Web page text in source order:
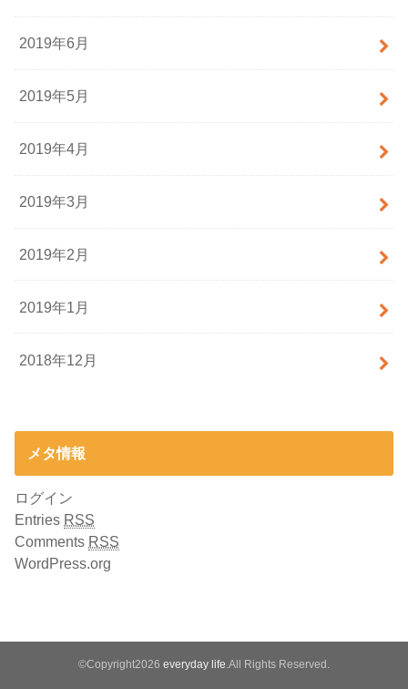
2019年6月
2019年5月
2019年4月
2019年3月
2019年2月
2019年1月
2018年12月
メタ情報
ログイン
Entries RSS
Comments RSS
WordPress.org
©Copyright2026 everyday life .All Rights Reserved.